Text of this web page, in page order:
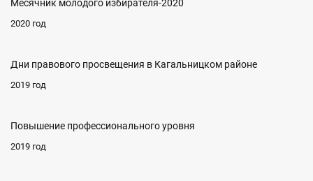
Месячник молодого избирателя-2020
2020 год
Дни правового просвещения в Кагальницком районе
2019 год
Повышение профессионального уровня
2019 год